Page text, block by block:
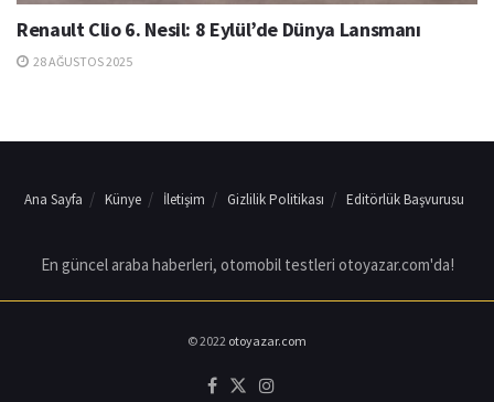
Renault Clio 6. Nesil: 8 Eylül’de Dünya Lansmanı
28 AĞUSTOS 2025
Ana Sayfa Künye İletişim Gizlilik Politikası Editörlük Başvurusu
En güncel araba haberleri, otomobil testleri otoyazar.com'da!
© 2022 otoyazar.com